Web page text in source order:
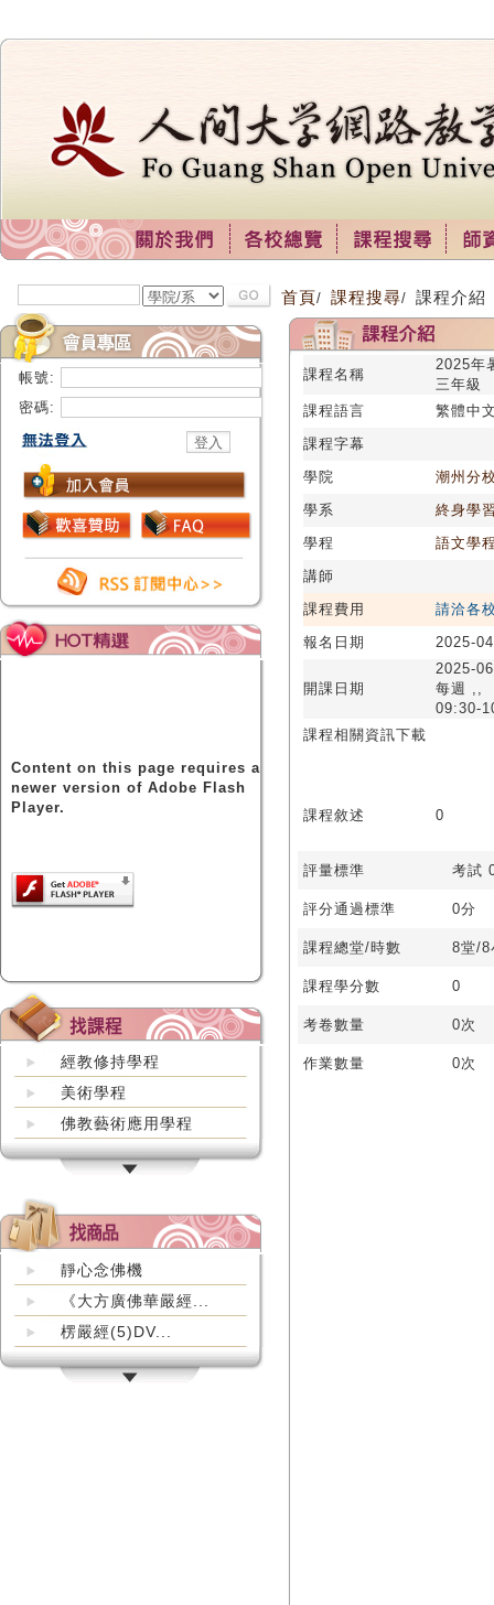
帳號:
密碼:
Content on this page requires a
newer version of Adobe Flash
Player.
經教修持學程
美術學程
佛教藝術應用學程
靜心念佛機
《大方廣佛華嚴經...
楞嚴經(5)DV...
首頁/ 課程搜尋/ 課程介紹
課程名稱
2025年
三年級
課程語言
繁體中
課程字幕
學院
潮州分
學系
終身學
學程
語文學
講師
課程費用
請洽各
報名日期
2025-
開課日期
2025-
每週 ,,
09:30-
課程相關資訊下載
課程敘述 0
評量標準 考試
評分通過標準 0分
課程總堂/時數 8堂/8
課程學分數 0
考卷數量 0次
作業數量 0次